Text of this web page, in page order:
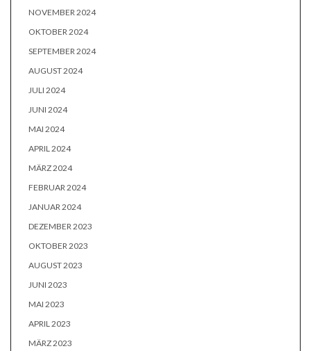
NOVEMBER 2024
OKTOBER 2024
SEPTEMBER 2024
AUGUST 2024
JULI 2024
JUNI 2024
MAI 2024
APRIL 2024
MÄRZ 2024
FEBRUAR 2024
JANUAR 2024
DEZEMBER 2023
OKTOBER 2023
AUGUST 2023
JUNI 2023
MAI 2023
APRIL 2023
MÄRZ 2023